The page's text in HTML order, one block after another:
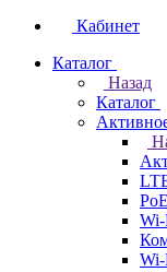
Кабинет
Каталог
Назад
Каталог